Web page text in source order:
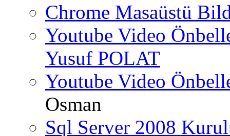
Chrome Masaüstü
Youtube Video
Yusuf POLAT
Youtube Video
Osman
Sql Server 2008